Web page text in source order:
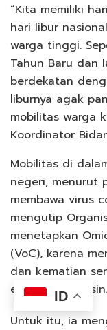
“Kita memiliki
hari libur
warga tinggi.
Tahun Baru dan
berdekatan
liburnya agak
mobilitas warga
Koordinator
Mobilitas di
negeri, menurut
membawa virus
mengutip
menetapkan
(VoC), karena
dan kematian
efektivitas vaksin.
Untuk itu, ia
ID